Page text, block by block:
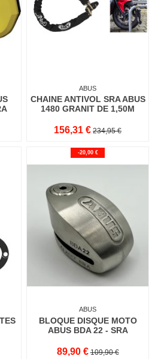
ABUS
CHAINE ANTIVOL SRA ABUS
1480 GRANIT DE 1,50M
156,31 € 234,95 €
-20,00 €
ABUS
BLOQUE DISQUE MOTO
ABUS BDA 22 - SRA
89,90 € 109,90 €